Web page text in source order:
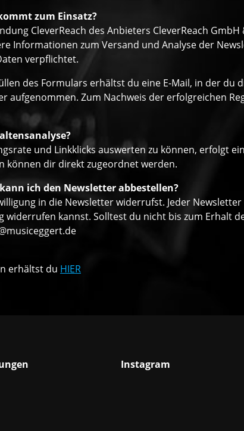
zum Einsatz?
CleverReach des Anbieters CleverReach
Informationen zum Versand und Analyse der
verpflichtet.
des Formulars erhältst du eine E-Mail, in der du
aufgenommen. Zum Nachweis der erfolgreichen
und Linkklicks auswerten zu können, erfolgt
können dir direkt zugeordnet werden.
ich den Newsletter abbestellen?
in die Newsletter widerrufst. Jeder
kannst. Solltest du nicht bis zum Erhalt
erhältst du HIER
Instagram